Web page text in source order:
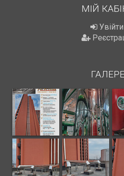
МІЙ
Увійти